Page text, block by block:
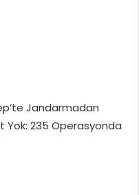
Jandarmadan
Yok: 235 Operasyonda